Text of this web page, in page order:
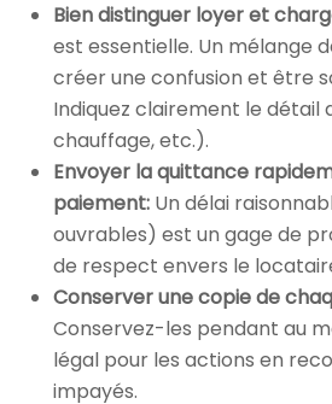
Bien distinguer loyer et
est essentielle. Un mélange
créer une confusion et être
Indiquez clairement le détail
chauffage, etc.).
Envoyer la quittance
paiement: Un délai
ouvrables) est un gage de
de respect envers le
Conserver une copie de
Conservez-les pendant au
légal pour les actions en
impayés.